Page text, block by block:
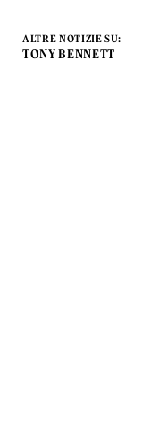
ALTRE NOTIZIE SU:
TONY BENNETT